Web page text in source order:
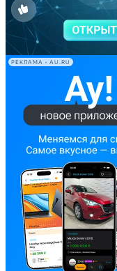
РЕКЛАМА • AU.RU